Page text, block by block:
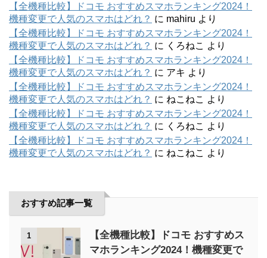
【全機種比較】ドコモ おすすめスマホランキング2024！
機種変更で人気のスマホはどれ？ に mahiru より
【全機種比較】ドコモ おすすめスマホランキング2024！
機種変更で人気のスマホはどれ？ に くろねこ より
【全機種比較】ドコモ おすすめスマホランキング2024！
機種変更で人気のスマホはどれ？ に アキ より
【全機種比較】ドコモ おすすめスマホランキング2024！
機種変更で人気のスマホはどれ？ に ねこねこ より
【全機種比較】ドコモ おすすめスマホランキング2024！
機種変更で人気のスマホはどれ？ に くろねこ より
【全機種比較】ドコモ おすすめスマホランキング2024！
機種変更で人気のスマホはどれ？ に ねこねこ より
おすすめ記事一覧
1
【全機種比較】ドコモ おすすめス
マホランキング2024！機種変更で